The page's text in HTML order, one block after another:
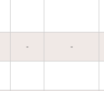
- -